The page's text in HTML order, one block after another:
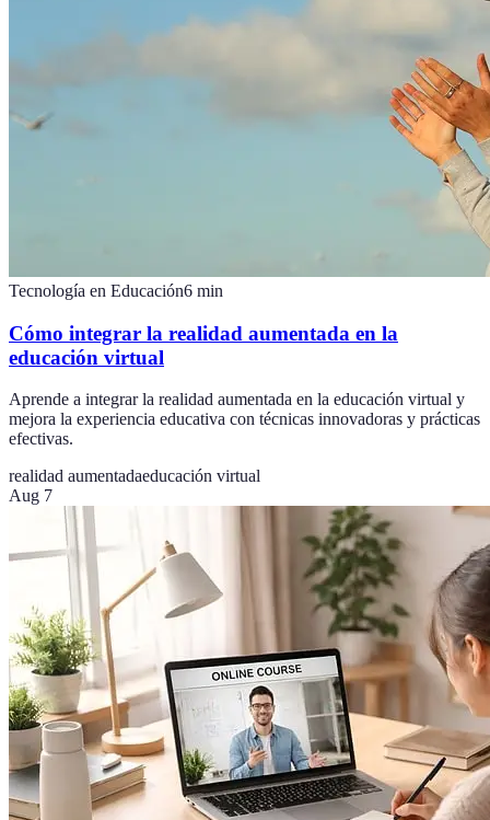
Tecnología en Educación6 min
Cómo integrar la realidad aumentada en la
educación virtual
Aprende a integrar la realidad aumentada en la educación virtual y
mejora la experiencia educativa con técnicas innovadoras y prácticas
efectivas.
realidad aumentadaeducación virtual
Aug 7